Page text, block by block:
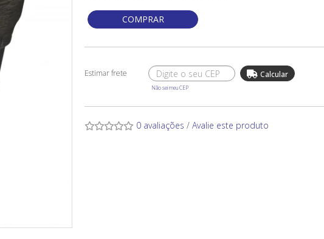
COMPRAR
Não sei meu CEP
0 avaliações / Avalie este produto